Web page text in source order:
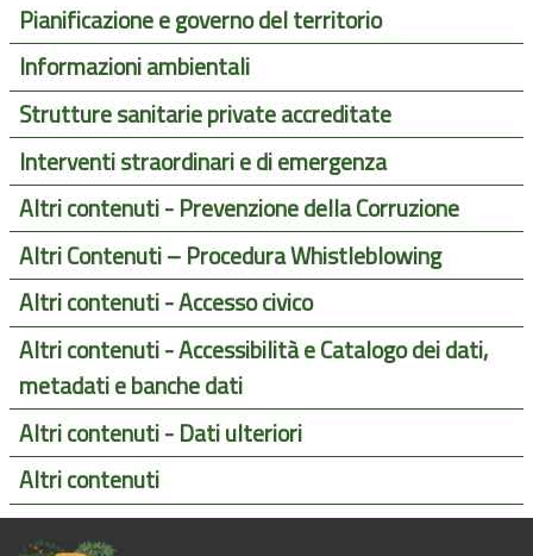
Pianificazione e governo del territorio
Informazioni ambientali
Strutture sanitarie private accreditate
Interventi straordinari e di emergenza
Altri contenuti - Prevenzione della Corruzione
Altri Contenuti – Procedura Whistleblowing
Altri contenuti - Accesso civico
Altri contenuti - Accessibilità e Catalogo dei dati,
metadati e banche dati
Altri contenuti - Dati ulteriori
Altri contenuti